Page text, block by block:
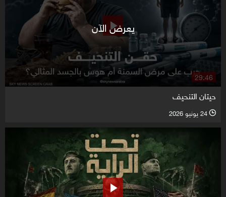
29:46
يعرض الآن
حيتان التنحيف
l 24 يونيو 2026